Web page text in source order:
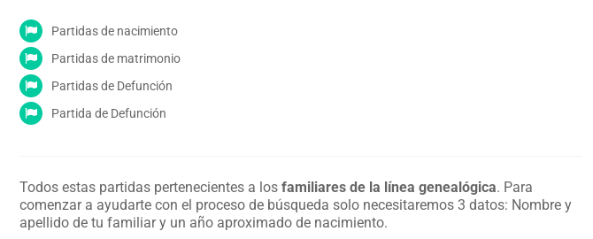
Partidas de nacimiento
Partidas de matrimonio
Partidas de Defunción
Partida de Defunción
Todos estas partidas pertenecientes a los familiares de la línea genealógica. Para
comenzar a ayudarte con el proceso de búsqueda solo necesitaremos 3 datos: Nombre y
apellido de tu familiar y un año aproximado de nacimiento.